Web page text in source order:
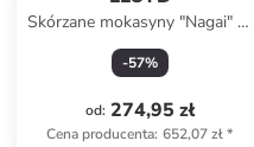
Skórzane mokasyny "Nagai" w
kolorze beżowym
-57%
od: 274,95 zł
Cena producenta: 652,07 zł*